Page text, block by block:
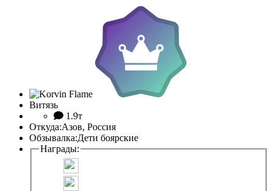
Витязь
1.9т
Откуда:Азов, Россия
Обзывалка:Дети боярские
Награды: